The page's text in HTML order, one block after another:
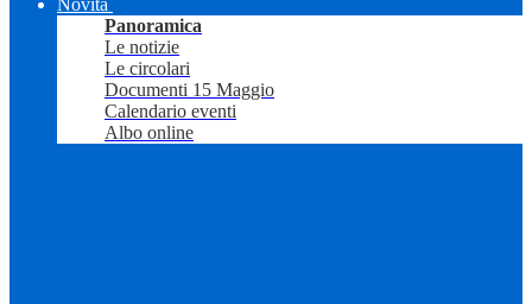
Novità
Panoramica
Le notizie
Le circolari
Documenti 15 Maggio
Calendario eventi
Albo online